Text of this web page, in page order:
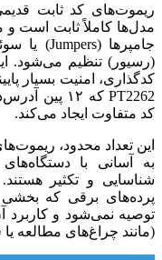
ریموت‌های کد ثابت
مدل‌ها کاملاً ثابت است و
(رسیور) تنظیم می‌شود.
کدگذاری، امنیت بسیار
کد متفاوت ایجاد می‌کند.
این تعداد محدود،
شناسایی و تکثیر
پرده‌های برقی که بخشی
توصیه نمی‌شود و کاربرد
(مانند چراغ‌های مطالعه